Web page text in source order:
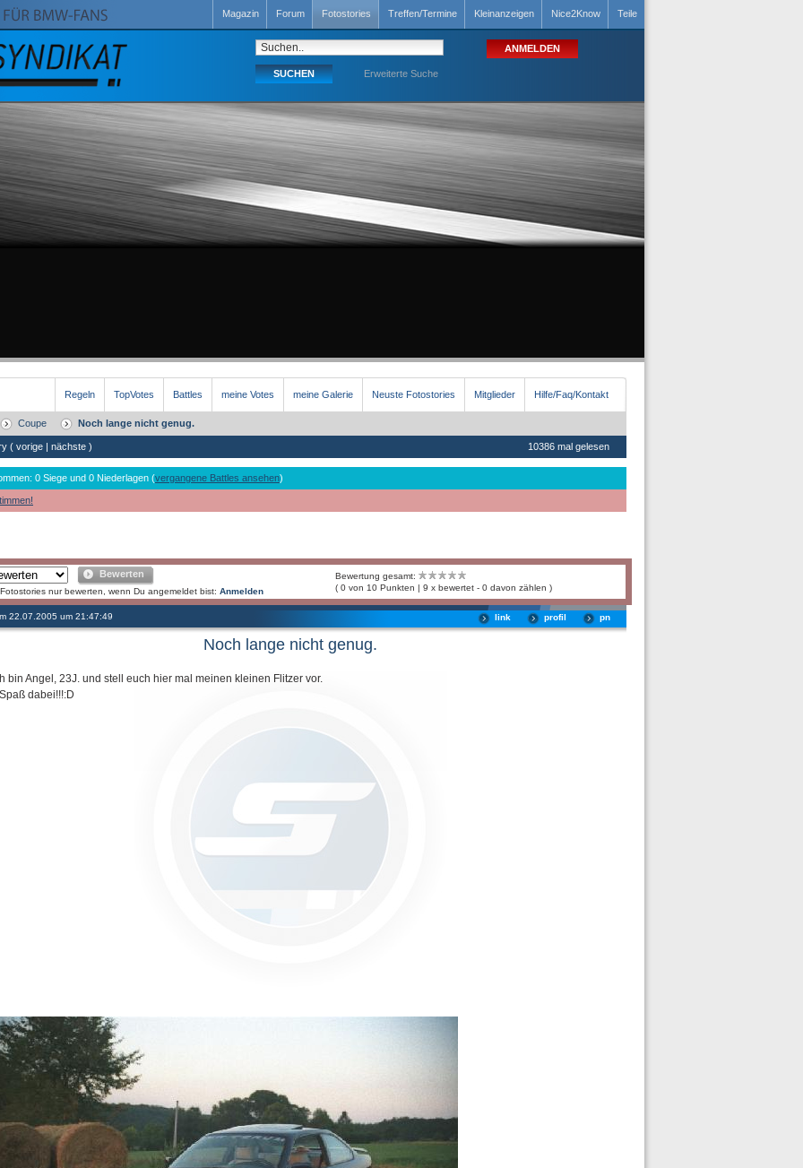
Magazin Forum Fotostories Treffen/Termine Kleinanzeigen Nice2Know Teile
Erweiterte Suche
Regeln TopVotes Battles meine Votes meine Galerie Neuste Fotostories Mitglieder Hilfe/Faq/Kontakt
Coupe Noch lange nicht genug.
( vorige | nächste ) 10386 mal gelesen
0 Siege und 0 Niederlagen (vergangene Battles ansehen)
Bewerten
nur bewerten, wenn Du angemeldet bist: Anmelden
Bewertung gesamt:
( 0 von 10 Punkten | 9 x bewertet - 0 davon zählen )
22.07.2005 um 21:47:49 pn
profil
link
Noch lange nicht genug.
bin Angel, 23J. und stell euch hier mal meinen kleinen Flitzer vor.
dabei!!!:D